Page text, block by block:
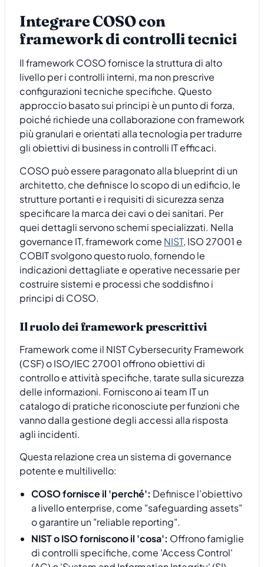
Integrare COSO con
framework di controlli tecnici
Il framework COSO fornisce la struttura di alto
livello per i controlli interni, ma non prescrive
configurazioni tecniche specifiche. Questo
approccio basato sui principi è un punto di forza,
poiché richiede una collaborazione con framework
più granulari e orientati alla tecnologia per tradurre
gli obiettivi di business in controlli IT efficaci.
COSO può essere paragonato alla blueprint di un
architetto, che definisce lo scopo di un edificio, le
strutture portanti e i requisiti di sicurezza senza
specificare la marca dei cavi o dei sanitari. Per
quei dettagli servono schemi specializzati. Nella
governance IT, framework come NIST, ISO 27001 e
COBIT svolgono questo ruolo, fornendo le
indicazioni dettagliate e operative necessarie per
costruire sistemi e processi che soddisfino i
principi di COSO.
Il ruolo dei framework prescrittivi
Framework come il NIST Cybersecurity Framework
(CSF) o ISO/IEC 27001 offrono obiettivi di
controllo e attività specifiche, tarate sulla sicurezza
delle informazioni. Forniscono ai team IT un
catalogo di pratiche riconosciute per funzioni che
vanno dalla gestione degli accessi alla risposta
agli incidenti.
Questa relazione crea un sistema di governance
potente e multilivello:
COSO fornisce il 'perché': Definisce l’obiettivo
a livello enterprise, come "safeguarding assets"
o garantire un "reliable reporting".
NIST o ISO forniscono il 'cosa': Offrono famiglie
di controlli specifiche, come 'Access Control'